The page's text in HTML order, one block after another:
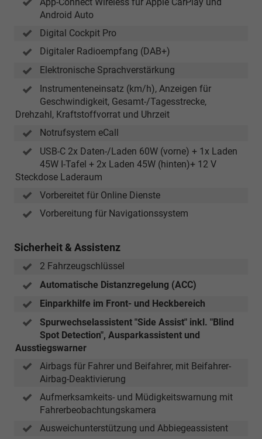
Android Auto
Digital Cockpit Pro
Digitaler Radioempfang (DAB+)
Elektronische Sprachverstärkung
Instrumenteneinsatz (km/h), Anzeigen für
Geschwindigkeit, Gesamt-/Tagesstrecke,
Drehzahl, Kraftstoffvorrat und Uhrzeit
Notrufsystem eCall
USB-C 2x Daten-/Laden 60W (vorne) + 1x Laden
45W I-Tafel + 2x Laden 45W (hinten)+ 12 V
Steckdose Laderaum
Vorbereitet für Online Dienste
Vorbereitung für Navigationssystem
Sicherheit & Assistenz
2 Fahrzeugschlüssel
Automatische Distanzregelung (ACC)
Einparkhilfe im Front- und Heckbereich
Spurwechselassistent "Side Assist" inkl. "Blind
Spot Detection", Ausparkassistent und
Ausstiegswarner
Airbags für Fahrer und Beifahrer, mit Beifahrer-
Airbag-Deaktivierung
Aufmerksamkeits- und Müdigkeitswarnung mit
Fahrerbeobachtungskamera
Ausweichunterstützung und Abbiegeassistent